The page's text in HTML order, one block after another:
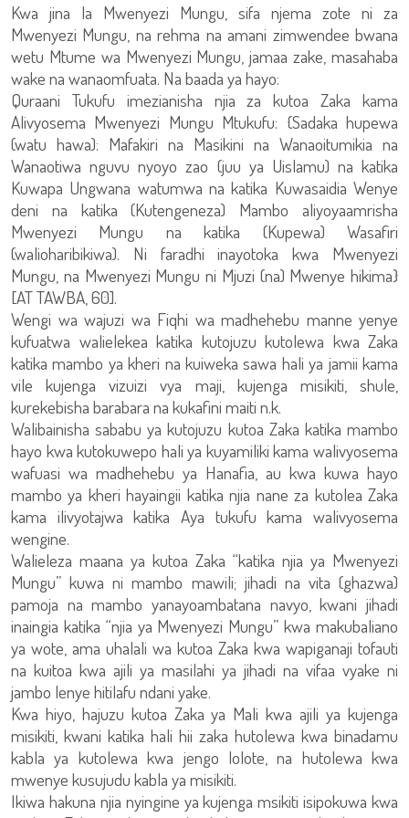
Kwa jina la Mwenyezi Mungu, sifa njema zote ni za
Mwenyezi Mungu, na rehma na amani zimwendee bwana
wetu Mtume wa Mwenyezi Mungu, jamaa zake, masahaba
wake na wanaomfuata. Na baada ya hayo:
Quraani Tukufu imezianisha njia za kutoa Zaka kama
Alivyosema Mwenyezi Mungu Mtukufu: {Sadaka hupewa
(watu hawa): Mafakiri na Masikini na Wanaoitumikia na
Wanaotiwa nguvu nyoyo zao (juu ya Uislamu) na katika
Kuwapa Ungwana watumwa na katika Kuwasaidia Wenye
deni na katika (Kutengeneza) Mambo aliyoyaamrisha
Mwenyezi Mungu na katika (Kupewa) Wasafiri
(walioharibikiwa). Ni faradhi inayotoka kwa Mwenyezi
Mungu, na Mwenyezi Mungu ni Mjuzi (na) Mwenye hikima}
[AT TAWBA, 60].
Wengi wa wajuzi wa Fiqhi wa madhehebu manne yenye
kufuatwa walielekea katika kutojuzu kutolewa kwa Zaka
katika mambo ya kheri na kuiweka sawa hali ya jamii kama
vile kujenga vizuizi vya maji, kujenga misikiti, shule,
kurekebisha barabara na kukafini maiti n.k.
Walibainisha sababu ya kutojuzu kutoa Zaka katika mambo
hayo kwa kutokuwepo hali ya kuyamiliki kama walivyosema
wafuasi wa madhehebu ya Hanafia, au kwa kuwa hayo
mambo ya kheri hayaingii katika njia nane za kutolea Zaka
kama ilivyotajwa katika Aya tukufu kama walivyosema
wengine.
Walieleza maana ya kutoa Zaka “katika njia ya Mwenyezi
Mungu” kuwa ni mambo mawili; jihadi na vita (ghazwa)
pamoja na mambo yanayoambatana navyo, kwani jihadi
inaingia katika “njia ya Mwenyezi Mungu” kwa makubaliano
ya wote, ama uhalali wa kutoa Zaka kwa wapiganaji tofauti
na kuitoa kwa ajili ya masilahi ya jihadi na vifaa vyake ni
jambo lenye hitilafu ndani yake.
Kwa hiyo, hajuzu kutoa Zaka ya Mali kwa ajili ya kujenga
misikiti, kwani katika hali hii zaka hutolewa kwa binadamu
kabla ya kutolewa kwa jengo lolote, na hutolewa kwa
mwenye kusujudu kabla ya misikiti.
Ikiwa hakuna njia nyingine ya kujenga msikiti isipokuwa kwa